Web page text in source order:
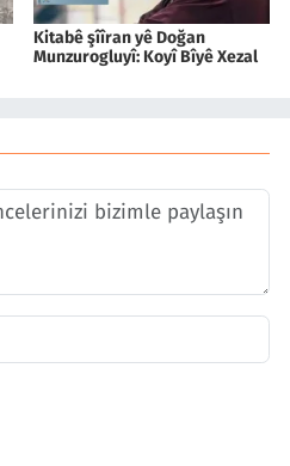
Kitabê şîîran yê Doğan
Munzurogluyî: Koyî Bîyê Xezal